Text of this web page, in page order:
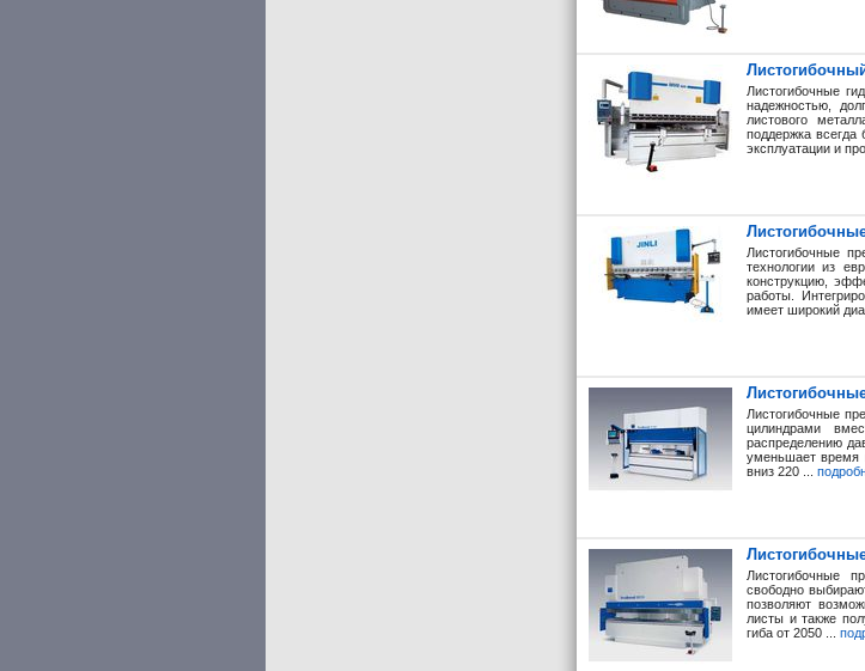
Листогибочные
надежностью,
листового
поддержка
эксплуатации и
Листогибочные
технологии из
конструкцию,
работы.
имеет широкий
Листогибочные
цилиндрами
распределению
уменьшает время
вниз 220 ...
Листогибочные
свободно
позволяют
листы и также
гиба от 2050 ...